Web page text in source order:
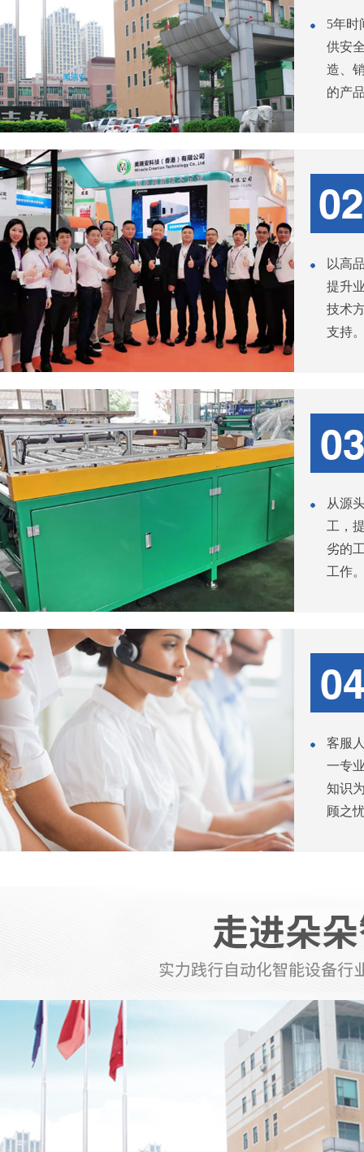
5年时
供安
造、
的产
以高
提升
技术
支持
从源
工，
劣的
工作
客服
一专
知识
顾之